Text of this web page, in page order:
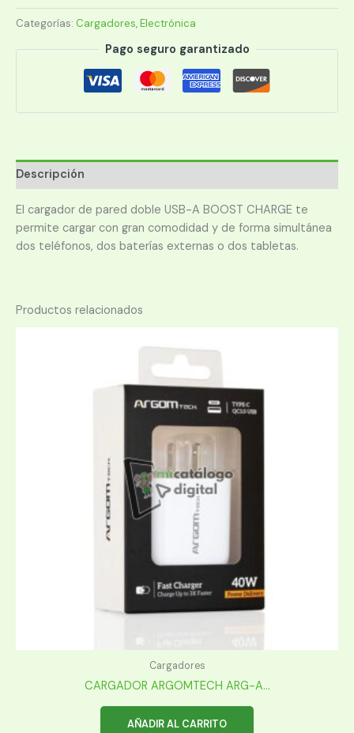
A
24W
Categorías: Cargadores,Electrónica
Pago seguro garantizado
Descripción
El cargador de pared doble USB-A BOOST CHARGE te
permite cargar con gran comodidad y de forma simultánea
dos teléfonos, dos baterías externas o dos tabletas.
Productos relacionados
Cargadores
CARGADOR ARGOMTECH ARG-A...
AÑADIR AL CARRITO